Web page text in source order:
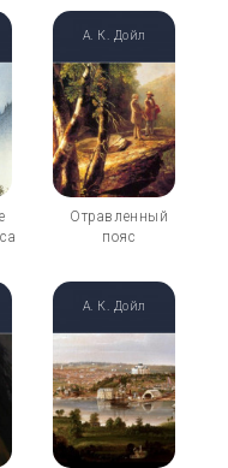
Отравленный
пояс
А. К. Дойл
А. К. Дойл